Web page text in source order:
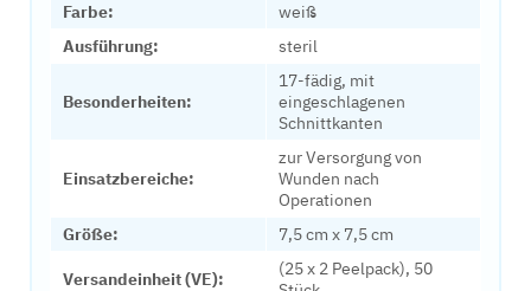
Farbe:
weiß
Ausführung:
steril
Besonderheiten:
17-fädig, mit
eingeschlagenen
Schnittkanten
Einsatzbereiche:
zur Versorgung von
Wunden nach
Operationen
Größe:
7,5 cm x 7,5 cm
Versandeinheit (VE):
(25 x 2 Peelpack), 50